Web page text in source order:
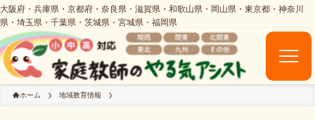
ホーム 地域教育情報